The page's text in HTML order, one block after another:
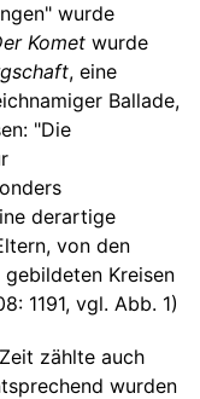
wurde
Komet wurde
, eine
Ballade,
"Die
derartige
von den
Kreisen
1191, vgl. Abb. 1)
zählte auch
wurden